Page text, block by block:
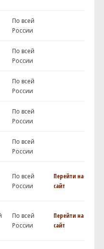
По всей
России
По всей
России
По всей
России
По всей
России
По всей
России
По всей
России
Перейти на
сайт
По всей
России
Перейти на
сайт